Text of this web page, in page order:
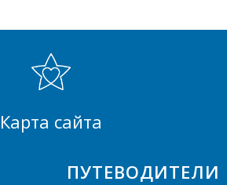
Карта сайта
ПУТЕВОДИТЕЛИ